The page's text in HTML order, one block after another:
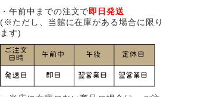
・午前中までの注文で即日発送
(※ただし、当館に在庫がある場合に限り
ます)